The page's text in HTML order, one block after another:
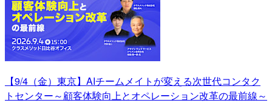
【9/4（金）東京】AIチームメイトが変える次世代コンタク
トセンター～顧客体験向上とオペレーション改革の最前線～